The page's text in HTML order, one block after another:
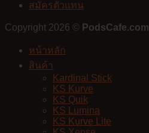
สมัครตัวแทน
Copyright 2026 © PodsCafe.com
หน้าหลัก
สินค้า
Kardinal Stick
KS Kurve
KS Quik
KS Lumina
KS Kurve Lite